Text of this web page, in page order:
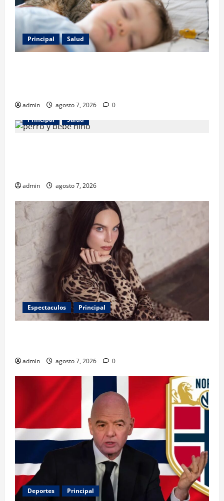
Principal Salud
admin agosto 7, 2026
0
Principal
Salud
admin agosto 7, 2026
Espectaculos Principal
admin agosto 7, 2026 0
Deportes Principal